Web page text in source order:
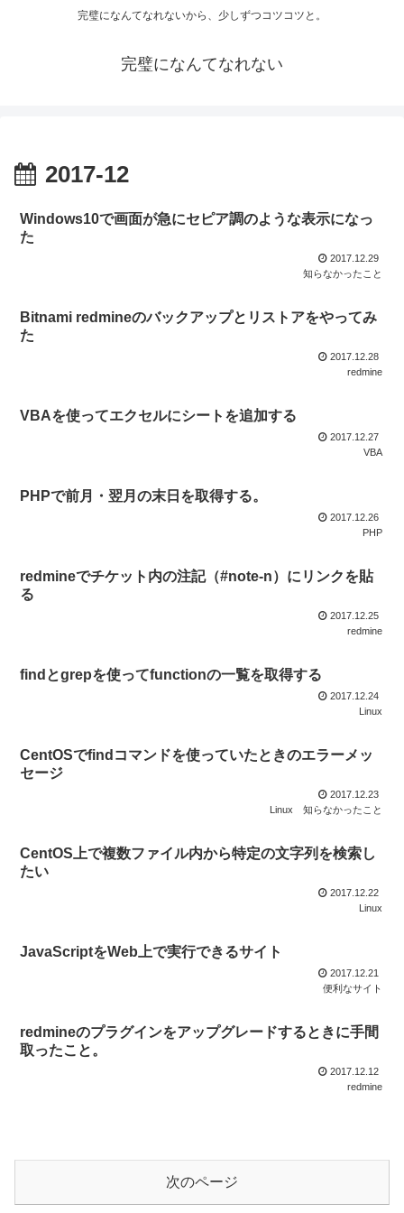
完璧になんてなれないから、少しずつコツコツと。
完璧になんてなれない
2017-12
Windows10で画面が急にセピア調のような表示になっ
た
2017.12.29
知らなかったこと
Bitnami redmineのバックアップとリストアをやってみ
た
2017.12.28
redmine
VBAを使ってエクセルにシートを追加する
2017.12.27
VBA
PHPで前月・翌月の末日を取得する。
2017.12.26
PHP
redmineでチケット内の注記（#note-n）にリンクを貼
る
2017.12.25
redmine
findとgrepを使ってfunctionの一覧を取得する
2017.12.24
Linux
CentOSでfindコマンドを使っていたときのエラーメッ
セージ
2017.12.23
Linux
知らなかったこと
CentOS上で複数ファイル内から特定の文字列を検索し
たい
2017.12.22
Linux
JavaScriptをWeb上で実行できるサイト
2017.12.21
便利なサイト
redmineのプラグインをアップグレードするときに手間
取ったこと。
2017.12.12
redmine
次のページ